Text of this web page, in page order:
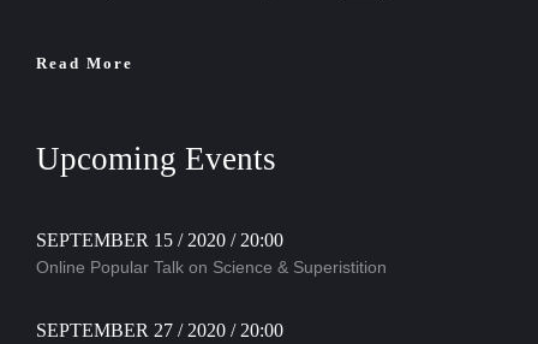
Read More
Upcoming Events
SEPTEMBER 15 / 2020 / 20:00
Online Popular Talk on Science & Superistition
SEPTEMBER 27 / 2020 / 20:00